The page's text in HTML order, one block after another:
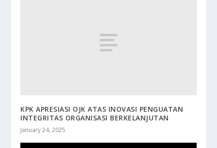
KPK APRESIASI OJK ATAS INOVASI PENGUATAN
INTEGRITAS ORGANISASI BERKELANJUTAN
January 24, 2025